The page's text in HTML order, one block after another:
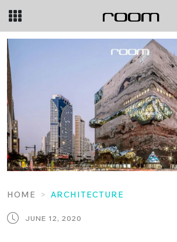
Skip
content
HOME ARCHITECTURE
JUNE 12, 2020